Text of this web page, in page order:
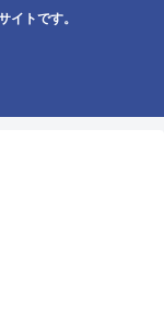
イトです。